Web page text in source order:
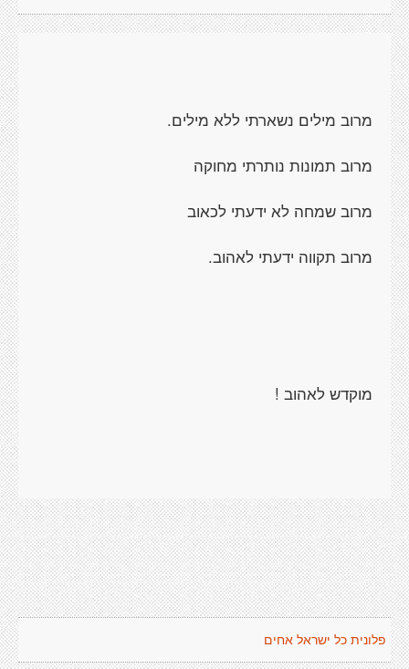
מרוב מילים נשארתי ללא מילים.
מרוב תמונות נותרתי מחוקה
מרוב שמחה לא ידעתי לכאוב
מרוב תקווה ידעתי לאהוב.
מוקדש לאהוב !
פלונית כל ישראל אחים